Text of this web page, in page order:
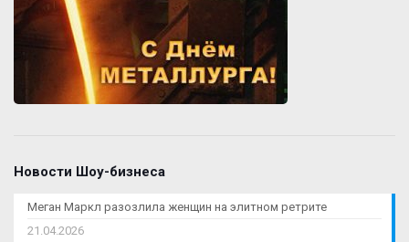
Новости Шоу-бизнеса
Меган Маркл разозлила женщин на элитном ретрите
21.04.2026